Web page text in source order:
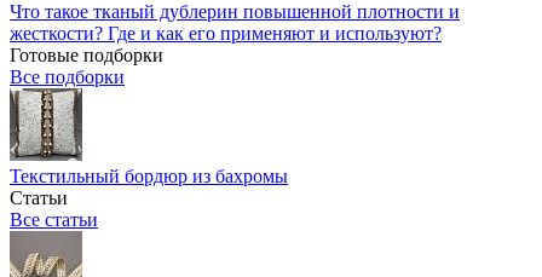
Что такое тканый дублерин повышенной плотности и
жесткости? Где и как его применяют и используют?
Готовые подборки
Все подборки
Текстильный бордюр из бахромы
Статьи
Все статьи